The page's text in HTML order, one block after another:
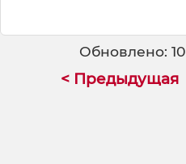
Обновлено:
< Предыдущая